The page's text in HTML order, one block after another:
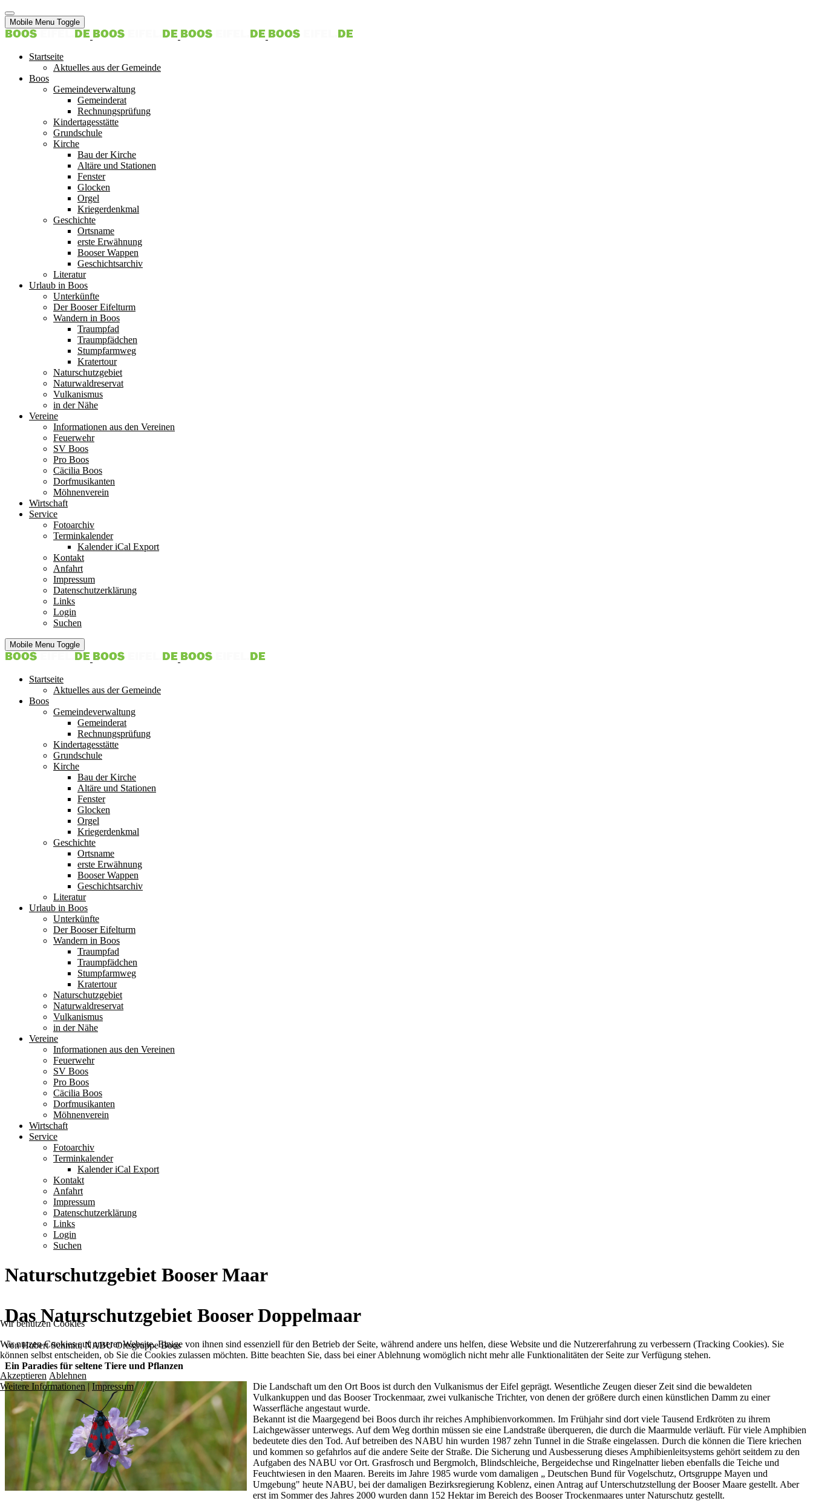
Mobile Menu Toggle
Startseite
Aktuelles aus der Gemeinde
Boos
Gemeindeverwaltung
Gemeinderat
Rechnungsprüfung
Kindertagesstätte
Grundschule
Kirche
Bau der Kirche
Altäre und Stationen
Fenster
Glocken
Orgel
Kriegerdenkmal
Geschichte
Ortsname
erste Erwähnung
Booser Wappen
Geschichtsarchiv
Literatur
Urlaub in Boos
Unterkünfte
Der Booser Eifelturm
Wandern in Boos
Traumpfad
Traumpfädchen
Stumpfarmweg
Kratertour
Naturschutzgebiet
Naturwaldreservat
Vulkanismus
in der Nähe
Vereine
Informationen aus den Vereinen
Feuerwehr
SV Boos
Pro Boos
Cäcilia Boos
Dorfmusikanten
Möhnenverein
Wirtschaft
Service
Fotoarchiv
Terminkalender
Kalender iCal Export
Kontakt
Anfahrt
Impressum
Datenschutzerklärung
Links
Login
Suchen
Mobile Menu Toggle
Startseite
Aktuelles aus der Gemeinde
Boos
Gemeindeverwaltung
Gemeinderat
Rechnungsprüfung
Kindertagesstätte
Grundschule
Kirche
Bau der Kirche
Altäre und Stationen
Fenster
Glocken
Orgel
Kriegerdenkmal
Geschichte
Ortsname
erste Erwähnung
Booser Wappen
Geschichtsarchiv
Literatur
Urlaub in Boos
Unterkünfte
Der Booser Eifelturm
Wandern in Boos
Traumpfad
Traumpfädchen
Stumpfarmweg
Kratertour
Naturschutzgebiet
Naturwaldreservat
Vulkanismus
in der Nähe
Vereine
Informationen aus den Vereinen
Feuerwehr
SV Boos
Pro Boos
Cäcilia Boos
Dorfmusikanten
Möhnenverein
Wirtschaft
Service
Fotoarchiv
Terminkalender
Kalender iCal Export
Kontakt
Anfahrt
Impressum
Datenschutzerklärung
Links
Login
Suchen
Naturschutzgebiet Booser Maar
Das Naturschutzgebiet Booser Doppelmaar
von Hubert Schmitt, NABU Ortsgruppe Boos
Ein Paradies für seltene Tiere und Pflanzen
Die Landschaft um den Ort Boos ist durch den Vulkanismus der Eifel geprägt. Wesentliche Zeugen dieser Zeit sind die bewaldeten
Vulkankuppen und das Booser Trockenmaar, zwei vulkanische Trichter, von denen der größere durch einen künstlichen Damm zu einer
Wasserfläche angestaut wurde.
Bekannt ist die Maargegend bei Boos durch ihr reiches Amphibienvorkommen. Im Frühjahr sind dort viele Tausend Erdkröten zu ihrem
Laichgewässer unterwegs. Auf dem Weg dorthin müssen sie eine Landstraße überqueren, die durch die Maarmulde verläuft. Für viele Amphibien
bedeutete dies den Tod. Auf betreiben des NABU hin wurden 1987 zehn Tunnel in die Straße eingelassen. Durch die können die Tiere kriechen
und kommen so gefahrlos auf die andere Seite der Straße. Die Sicherung und Ausbesserung dieses Amphibienleitsystems gehört seitdem zu den
Aufgaben des NABU vor Ort. Grasfrosch und Bergmolch, Blindschleiche, Bergeidechse und Ringelnatter lieben ebenfalls die Teiche und
Feuchtwiesen in den Maaren. Bereits im Jahre 1985 wurde vom damaligen „ Deutschen Bund für Vogelschutz, Ortsgruppe Mayen und
Umgebung" heute NABU, bei der damaligen Bezirksregierung Koblenz, einen Antrag auf Unterschutzstellung der Booser Maare gestellt. Aber
erst im Sommer des Jahres 2000 wurden dann 152 Hektar im Bereich des Booser Trockenmaares unter Naturschutz gestellt.
Wir benutzen Cookies
Wir nutzen Cookies auf unserer Website. Einige von ihnen sind essenziell für den Betrieb der Seite, während andere uns helfen, diese Website und die Nutzererfahrung zu verbessern (Tracking Cookies). Sie
können selbst entscheiden, ob Sie die Cookies zulassen möchten. Bitte beachten Sie, dass bei einer Ablehnung womöglich nicht mehr alle Funktionalitäten der Seite zur Verfügung stehen.
Akzeptieren Ablehnen
Weitere Informationen | Impressum